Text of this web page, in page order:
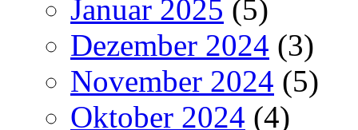
Januar 2025 (5)
Dezember 2024 (3)
November 2024 (5)
Oktober 2024 (4)